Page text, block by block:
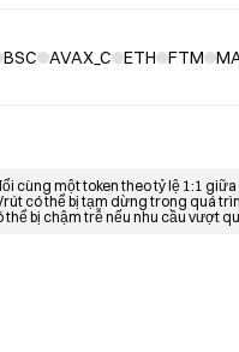
BSC AVAX_C ETH FTM
cùng một token theo tỷ lệ 1:1
có thể bị tạm dừng trong quá
thể bị chậm trễ nếu nhu cầu vượt